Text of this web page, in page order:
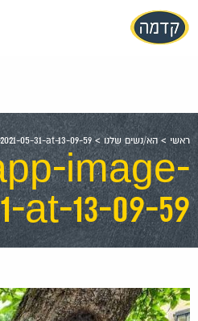
עבור
אל
ראשי >הא/נשים שלנו>
05-31-at-13-09-59
image-
at-13-09-59